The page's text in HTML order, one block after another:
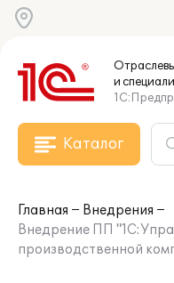
и
Каталог
Главная
Внедрения
Внедрение ПП
производственной